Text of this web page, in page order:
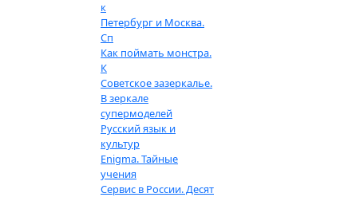
к
Петербург и Москва.
Сп
Как поймать монстра.
К
Советское зазеркалье.
В зеркале
супермоделей
Русский язык и
культур
Enigma. Тайные
учения
Сервис в России. Десят